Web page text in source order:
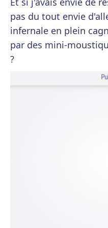
pas du tout envie
infernale en plein
par des mini-
?